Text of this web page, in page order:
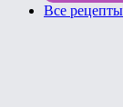
Все рецепты